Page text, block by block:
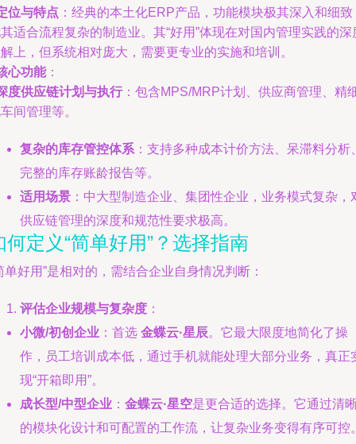
位与特点 ：经典的本土化ERP产品，功能模块极其深入和细致
适合流程复杂的制造业。其“好用”体现在对国内管理实践的深
上，但系统相对庞大，需要更专业的实施和培训。
心功能：
度供应链计划与执行：包含MPS/MRP计划、供应商管理、精
间管理等。
复杂的库存管控体系 ：支持多种成本计价方法、呆滞料分析
完整的库存账龄报告等。
适用场景 ：中大型制造企业、集团性企业，业务模式复杂，
供应链管理的深度和规范性要求极高。
何定义“简单好用”？选择指南
单好用”是相对的，需结合企业自身情况判断：
评估企业规模与复杂度 ：
小微/初创企业 ：首选 金蝶云·星辰。它最大限度地简化了操
作，员工培训成本低，通过手机就能处理大部分业务，真正
现“开箱即用”。
成长型/中型企业 ： 金蝶云·星空是更合适的选择。它通过清
的模块化设计和可配置的工作流，让复杂业务变得有序可控